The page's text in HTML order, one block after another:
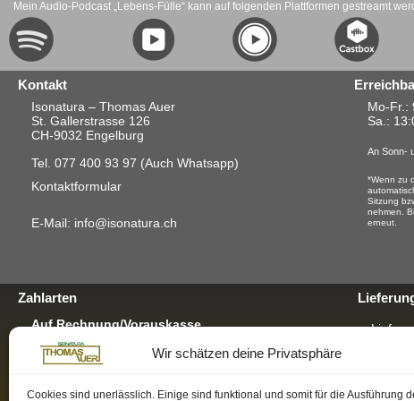
Wir schätzen deine Privatsphäre
Cookies sind unerlässlich. Einige sind funktional und somit für die Ausführung
Mein Audio-Podcast „Lebens-Fülle“ kann auf folgenden Plattformen gestreamt
Kontakt
Isonatura – Thomas Auer
St. Gallerstrasse 126
CH-9032 Engelburg
Tel. 077 400 93 97 (Auch Whatsapp)
Kontaktformular
E-Mail: info@isonatura.ch
Mo-Fr.:
Sa. :
An Sonn-
*Wenn zu
Sitzung
nehmen.
erneut.
Zahlarten
Auf Rechnung/Vorauskasse
Postschalter-Zahlung.
Für mehr Infos hier klicken
Per TWINT